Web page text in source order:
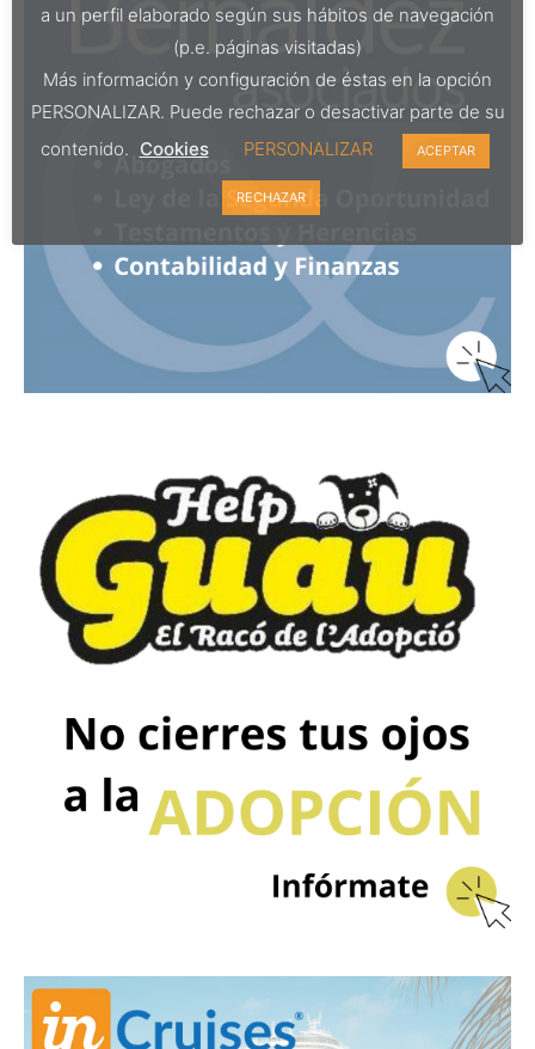
a un perfil elaborado según sus hábitos de navegación
(p.e. páginas visitadas)
Más información y configuración de éstas en la opción
PERSONALIZAR. Puede rechazar o desactivar parte de su
contenido. Cookies PERSONALIZAR ACEPTAR
RECHAZAR